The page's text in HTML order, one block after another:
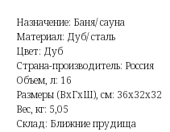
Назначение: Баня/ сауна
Материал: Дуб/ сталь
Цвет: Дуб
Страна-производитель: Россия
Объем, л: 16
Размеры (ВхГхШ), см: 36х32х32
Вес, кг: 5,05
Склад: Ближние прудища